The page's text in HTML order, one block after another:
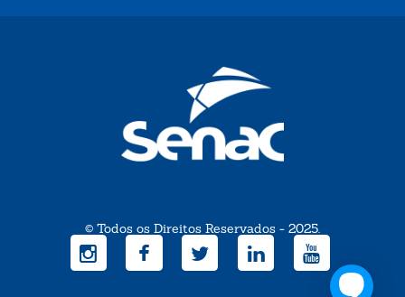
© Todos os Direitos Reservados - 2025.